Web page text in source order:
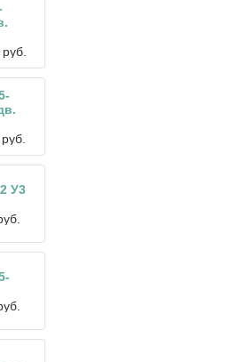
руб.
руб.
У3